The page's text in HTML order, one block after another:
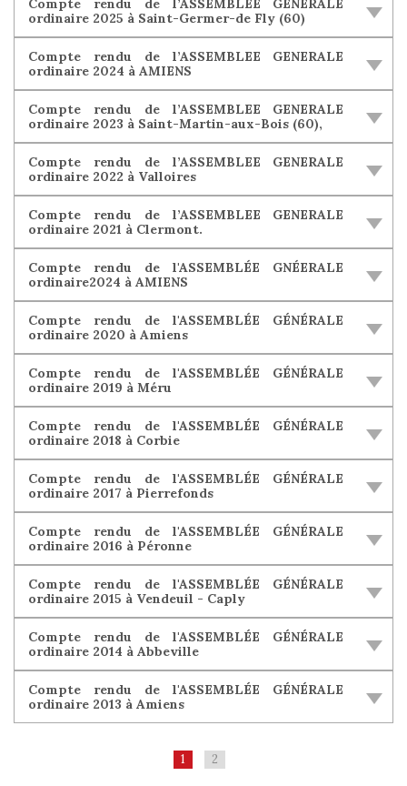
Compte rendu de l’ASSEMBLEE GENERALE
ordinaire 2025 à Saint-Germer-de Fly (60)
Compte rendu de l’ASSEMBLEE GENERALE
ordinaire 2024 à AMIENS
Compte rendu de l’ASSEMBLEE GENERALE
ordinaire 2023 à Saint-Martin-aux-Bois (60),
Compte rendu de l’ASSEMBLEE GENERALE
ordinaire 2022 à Valloires
Compte rendu de l’ASSEMBLEE GENERALE
ordinaire 2021 à Clermont.
Compte rendu de l'ASSEMBLÉE GNÉERALE
ordinaire2024 à AMIENS
Compte rendu de l'ASSEMBLÉE GÉNÉRALE
ordinaire 2020 à Amiens
Compte rendu de l'ASSEMBLÉE GÉNÉRALE
ordinaire 2019 à Méru
Compte rendu de l'ASSEMBLÉE GÉNÉRALE
ordinaire 2018 à Corbie
Compte rendu de l'ASSEMBLÉE GÉNÉRALE
ordinaire 2017 à Pierrefonds
Compte rendu de l'ASSEMBLÉE GÉNÉRALE
ordinaire 2016 à Péronne
Compte rendu de l'ASSEMBLÉE GÉNÉRALE
ordinaire 2015 à Vendeuil - Caply
Compte rendu de l'ASSEMBLÉE GÉNÉRALE
ordinaire 2014 à Abbeville
Compte rendu de l'ASSEMBLÉE GÉNÉRALE
ordinaire 2013 à Amiens
1 2